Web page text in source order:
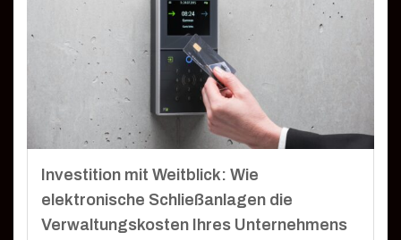
Investition mit Weitblick: Wie
elektronische Schließanlagen die
Verwaltungskosten Ihres Unternehmens